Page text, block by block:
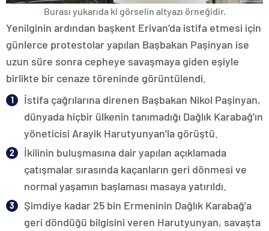
Burası yukarıda ki görselin altyazı örneğidir.
Yenilginin ardından başkent Erivan’da istifa etmesi için
günlerce protestolar yapılan Başbakan Paşinyan ise
uzun süre sonra cepheye savaşmaya giden eşiyle
birlikte bir cenaze töreninde görüntülendi.
İstifa çağrılarına direnen Başbakan Nikol Paşinyan,
dünyada hiçbir ülkenin tanımadığı Dağlık Karabağ’ın
yöneticisi Arayik Harutyunyan’la görüştü.
İkilinin buluşmasına dair yapılan açıklamada
çatışmalar sırasında kaçanların geri dönmesi ve
normal yaşamın başlaması masaya yatırıldı.
Şimdiye kadar 25 bin Ermeninin Dağlık Karabağ’a
geri döndüğü bilgisini veren Harutyunyan, savaşta